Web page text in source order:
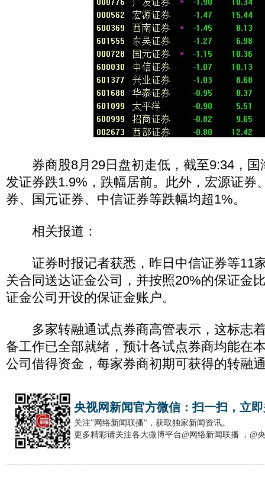
券商股8月29日盘初走低，截至9:34，国
发证券跌1.9%，跌幅居前。此外，宏源证券
券、国元证券、中信证券等跌幅均超1%。
相关报道：
证券时报记者获悉，昨日中信证券等11
关合同送达证金公司，并按照20%的保证金
证金公司开设的保证金账户。
多家转融通试点券商高管表示，这标志
备工作已全部就绪，预计各试点券商均能在
公司借得资金，每家券商初期可获得的转融
央视网新闻官方微信：扫一扫，立
关注"网络新闻联播"，获取独家新闻资讯。
更多精彩请关注各大微博平台@网络新闻联播 ，@